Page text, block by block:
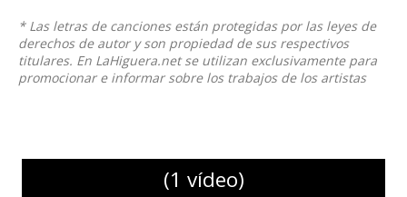
* Las letras de canciones están protegidas por las leyes de
derechos de autor y son propiedad de sus respectivos
titulares. En LaHiguera.net se utilizan exclusivamente para
promocionar e informar sobre los trabajos de los artistas
(1 vídeo)